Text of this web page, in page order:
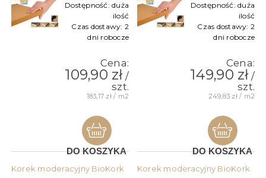
Dostępność: duża
ilość
Czas dostawy: 2
dni robocze
Cena:
109,90 zł/
szt.
183,17 zł / m2
DO KOSZYKA
Dostępność: duża
ilość
Czas dostawy: 2
dni robocze
Cena:
149,90 zł/
szt.
249,83 zł / m2
DO KOSZYKA
Korek moderacyjny BioKork
Korek moderacyjny BioKork